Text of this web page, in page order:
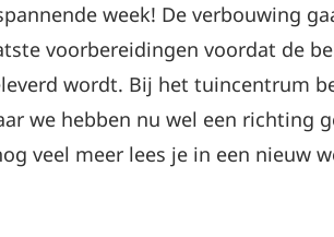
week! De verbouwing
voorbereidingen voordat de
wordt. Bij het tuincentrum
we hebben nu wel een richting
veel meer lees je in een nieuw